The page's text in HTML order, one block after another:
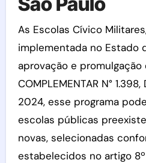
As Escolas Cívico
implementada no Estado
aprovação e promulgação
COMPLEMENTAR N°
2024, esse programa
escolas públicas
novas, selecionadas
estabelecidos no artigo